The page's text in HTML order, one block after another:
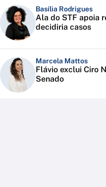
Basília Rodrigues
Ala do STF apoia
decidiria casos
Marcela Mattos
Flávio exclui Ciro
Senado